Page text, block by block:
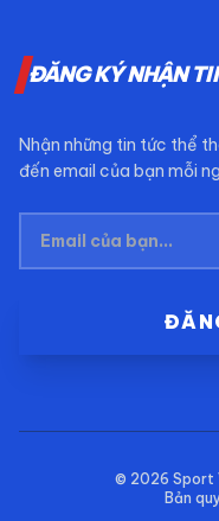
ĐĂNG KÝ NHẬN
Nhận những tin tức thể
đến email của bạn mỗi
© 2026 Sport
Bản